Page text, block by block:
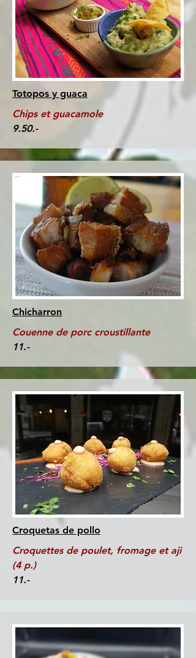
Totopos y guaca
Chips et guacamole
9.50.-
Chicharron
Couenne de porc croustillante
11.-
Croquetas de pollo
Croquettes de poulet, fromage et aji
(4 p.)
11.-